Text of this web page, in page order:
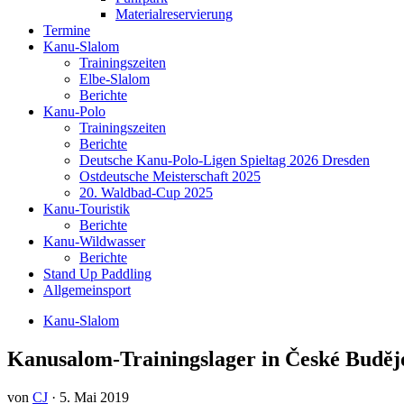
Materialreservierung
Termine
Kanu-Slalom
Trainingszeiten
Elbe-Slalom
Berichte
Kanu-Polo
Trainingszeiten
Berichte
Deutsche Kanu-Polo-Ligen Spieltag 2026 Dresden
Ostdeutsche Meisterschaft 2025
20. Waldbad-Cup 2025
Kanu-Touristik
Berichte
Kanu-Wildwasser
Berichte
Stand Up Paddling
Allgemeinsport
Kanu-Slalom
Kanusalom-Trainingslager in České
von CJ · 5. Mai 2019